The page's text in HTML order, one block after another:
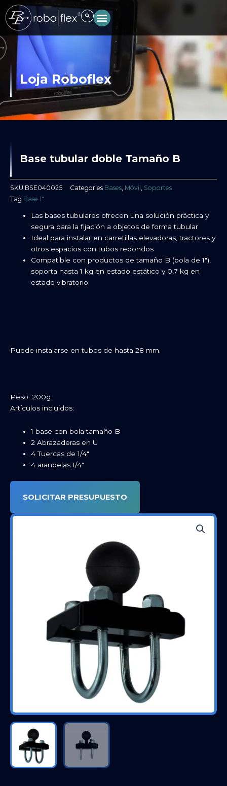
contenido
Loja Roboflex
Base tubular doble Tamaño B
SKU BSE040025 Categories Bases, Móvil , Soportes
Tag Base 1″
Las bases tubulares ofrecen una solución práctica y
segura para la fijación a objetos de forma tubular
Ideal para instalar en carretillas elevadoras, tractores y
otros espacios con tubos redondos
Compatible con productos de tamaño B (bola de 1″),
soporta hasta 1 kg en estado estático y 0,7 kg en
estado vibratorio.
Puede instalarse en tubos de hasta 28 mm.
Peso: 200g
Artículos incluidos:
1 base con bola tamaño B
2 Abrazaderas en U
4 Tuercas de 1/4″
4 arandelas 1/4″
SOLICITAR PRESUPUESTO